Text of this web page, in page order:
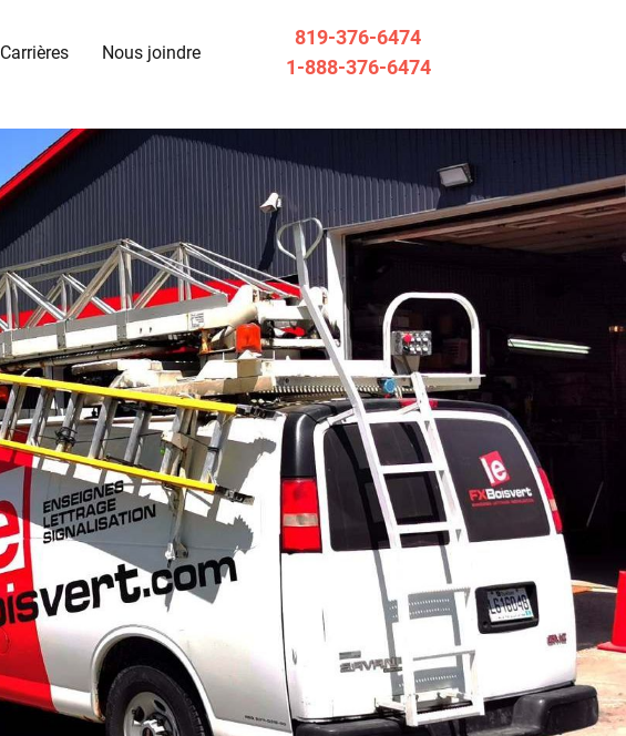
819-376-6474
1-888-376-6474
Carrières Nous joindre